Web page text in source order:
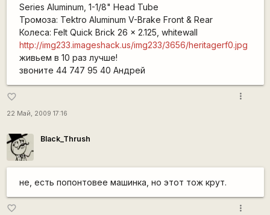
Series Aluminum, 1-1/8" Head Tube
Тромоза: Tektro Aluminum V-Brake Front & Rear
Колеса: Felt Quick Brick 26 x 2.125, whitewall
http://img233.imageshack.us/img233/3656/heritagerf0.jpg
живьем в 10 раз лучше!
звоните 44 747 95 40 Андрей
favorite_border
22 Май, 2009 17:16
more_vert
Black_Thrush
не, есть попонтовее машинка, но этот тож крут.
favorite_border more_vert